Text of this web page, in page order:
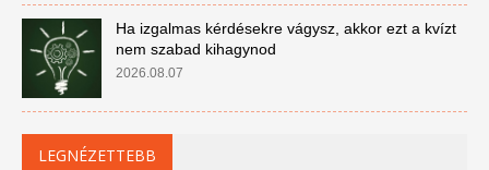
Ha izgalmas kérdésekre vágysz, akkor ezt a kvízt
nem szabad kihagynod
2026.08.07
LEGNÉZETTEBB